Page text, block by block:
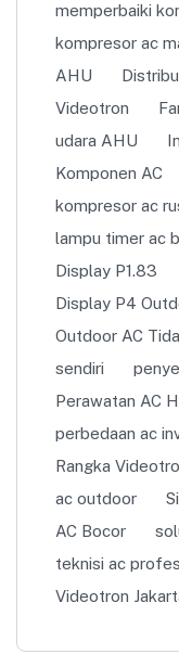
memperbaiki
kompresor ac
AHU
Videotron
udara AHU
Komponen AC
kompresor ac
lampu timer ac
Display P1.83
Display P4
Outdoor AC
sendiri
Perawatan AC
perbedaan ac
Rangka
ac outdoor
AC Bocor
teknisi ac
Videotron